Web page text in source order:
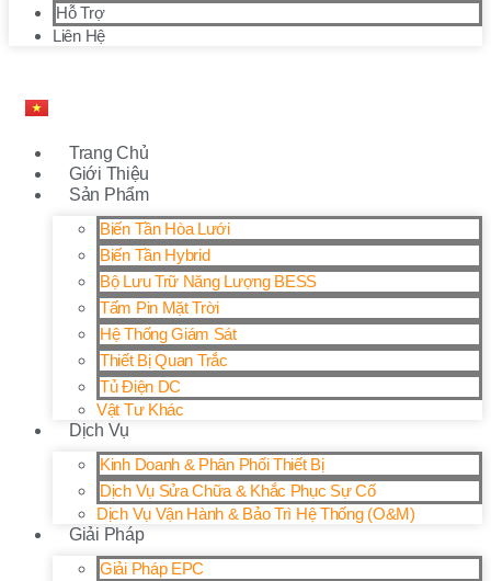
Hỗ Trợ
Liên Hệ
Trang Chủ
Giới Thiệu
Sản Phẩm
Biến Tần Hòa Lưới
Biến Tần Hybrid
Bộ Lưu Trữ Năng Lượng BESS
Tấm Pin Mặt Trời
Hệ Thống Giám Sát
Thiết Bị Quan Trắc
Tủ Điện DC
Vật Tư Khác
Dịch Vụ
Kinh Doanh & Phân Phối Thiết Bị
Dịch Vụ Sửa Chữa & Khắc Phục Sự Cố
Dịch Vụ Vận Hành & Bảo Trì Hệ Thống (O&M)
Giải Pháp
Giải Pháp EPC